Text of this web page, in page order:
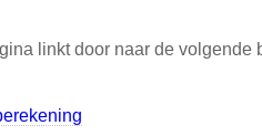
linkt door naar de